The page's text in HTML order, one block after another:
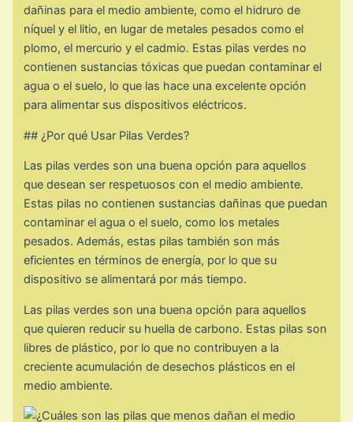
dañinas para el medio ambiente, como el hidruro de
níquel y el litio, en lugar de metales pesados como el
plomo, el mercurio y el cadmio. Estas pilas verdes no
contienen sustancias tóxicas que puedan contaminar el
agua o el suelo, lo que las hace una excelente opción
para alimentar sus dispositivos eléctricos.
## ¿Por qué Usar Pilas Verdes?
Las pilas verdes son una buena opción para aquellos
que desean ser respetuosos con el medio ambiente.
Estas pilas no contienen sustancias dañinas que puedan
contaminar el agua o el suelo, como los metales
pesados. Además, estas pilas también son más
eficientes en términos de energía, por lo que su
dispositivo se alimentará por más tiempo.
Las pilas verdes son una buena opción para aquellos
que quieren reducir su huella de carbono. Estas pilas son
libres de plástico, por lo que no contribuyen a la
creciente acumulación de desechos plásticos en el
medio ambiente.